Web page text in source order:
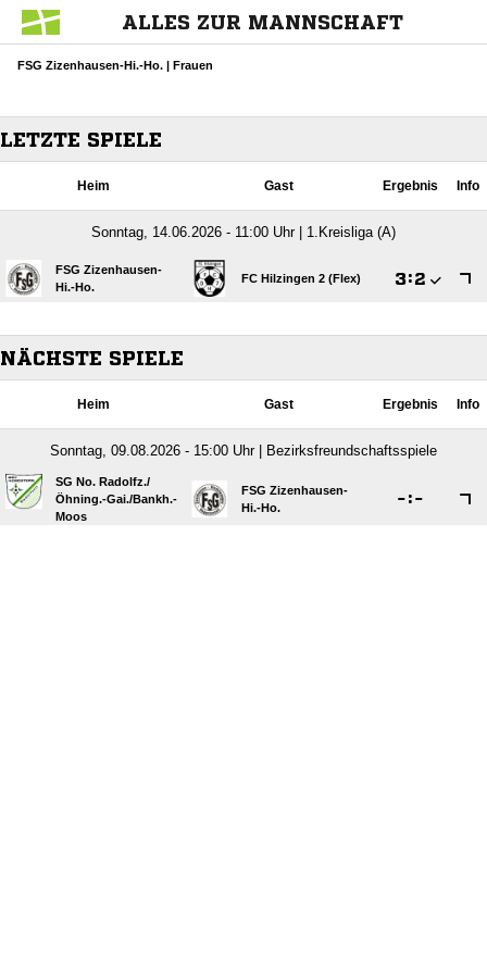
ALLES ZUR MANNSCHAFT
FSG Zizenhausen-Hi.-Ho. | Frauen
LETZTE SPIELE
Heim Gast Ergebnis Info
Sonntag, 14.06.2026 - 11:00 Uhr | 1.Kreisliga (A)
FSG Zizenhausen-
Hi.-Ho.
FC Hilzingen 2 (Flex) :
NÄCHSTE SPIELE
Heim Gast Ergebnis Info
Sonntag, 09.08.2026 - 15:00 Uhr | Bezirksfreundschaftsspiele
SG No. Radolfz./​
Öhning.-Gai./​Bankh.-
Moos
FSG Zizenhausen-
Hi.-Ho.
: